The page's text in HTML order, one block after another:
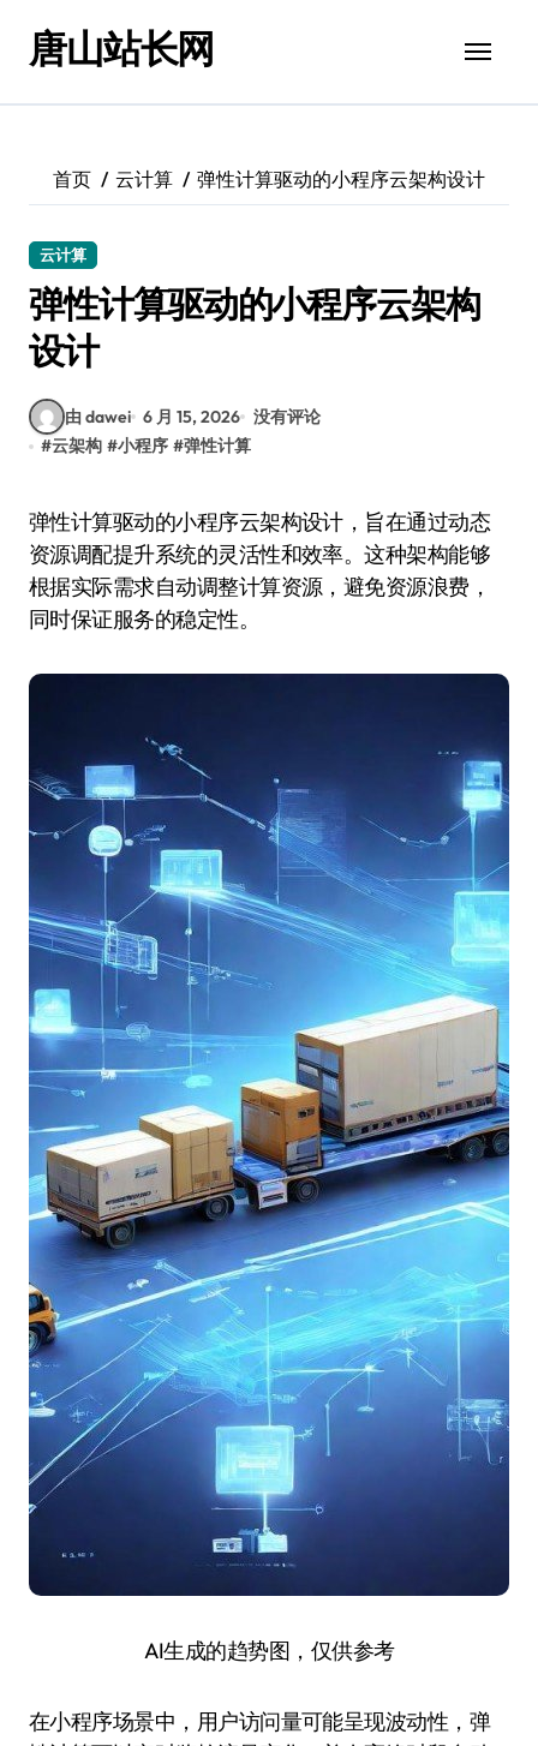
唐山站长网
首页 云计算 弹性计算驱动的小程序云架构设计
云计算
弹性计算驱动的小程序云架构
设计
由 dawei 6 月 15, 2026 没有评论
#云架构 #小程序 #弹性计算
弹性计算驱动的小程序云架构设计，旨在通过动态
资源调配提升系统的灵活性和效率。这种架构能够
根据实际需求自动调整计算资源，避免资源浪费，
同时保证服务的稳定性。
AI生成的趋势图，仅供参考
在小程序场景中，用户访问量可能呈现波动性，弹